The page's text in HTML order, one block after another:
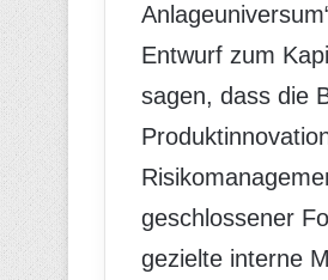
Entwurf zum
sagen, dass die
geschlossener
gezielte interne